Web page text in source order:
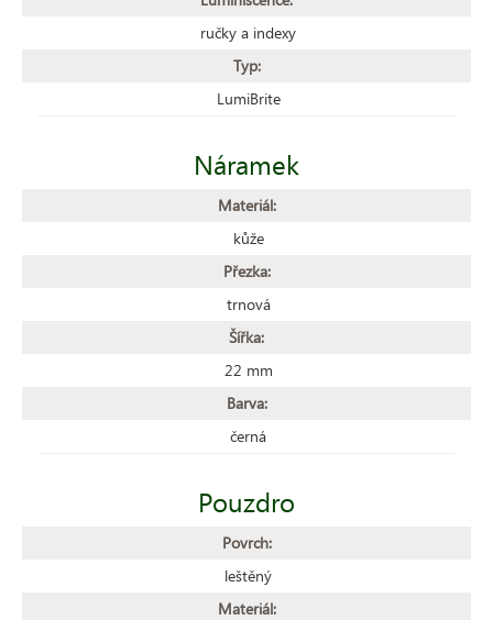
ručky a indexy
Typ:
LumiBrite
Náramek
Materiál:
kůže
Přezka:
trnová
Šířka:
22 mm
Barva:
černá
Pouzdro
Povrch:
leštěný
Materiál: